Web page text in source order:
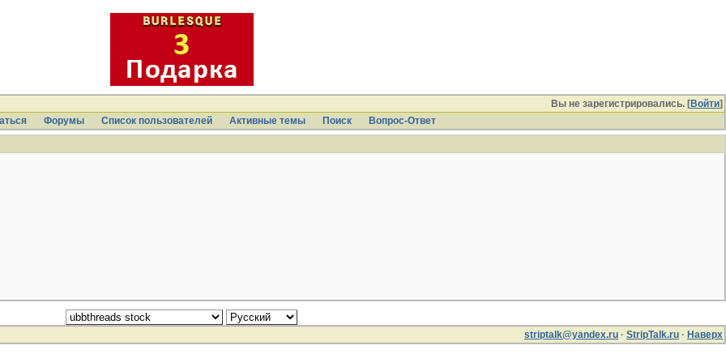
Вы не зарегистрировались. [Войти]
Форумы Список пользователей Активные темы Поиcк Вопрос-Ответ
striptalk@yandex.ru · StripTalk.ru · Наверх